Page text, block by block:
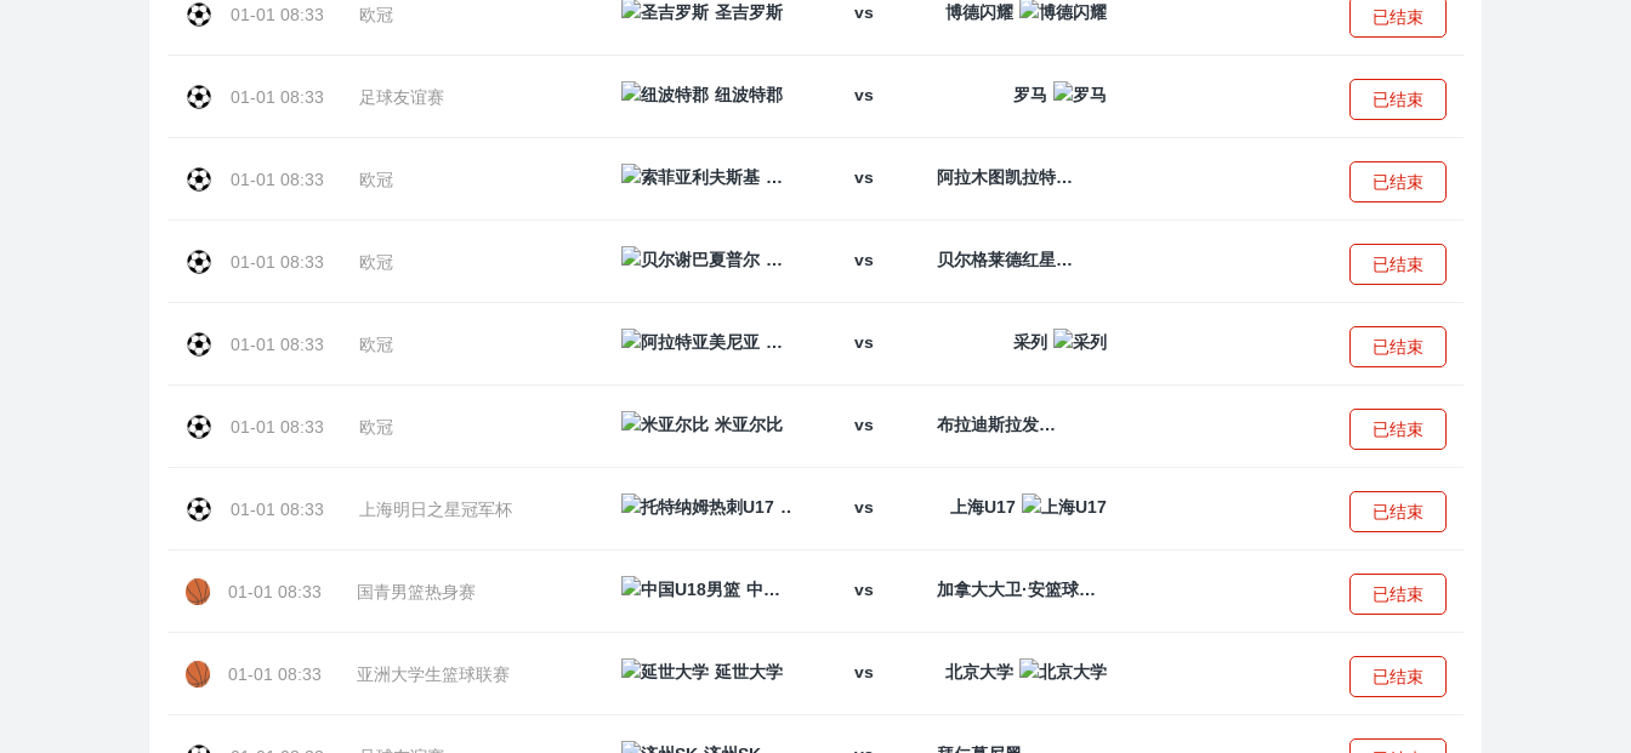
01-01 08:33 欧冠 圣吉罗斯 vs 博德闪耀 已结束
01-01 08:33 足球友谊赛 纽波特郡 vs 罗马 已结束
01-01 08:33 欧冠 索菲亚利夫斯基
vs 阿拉木图凯拉特 已结束
01-01 08:33 欧冠 贝尔谢巴夏普尔
vs 贝尔格莱德红星 已结束
01-01 08:33 欧冠 阿拉特亚美尼亚
vs 采列 已结束
01-01 08:33 欧冠 米亚尔比 vs 布拉迪斯拉发 已结束
01-01 08:33 上海明日之星冠军杯 托特纳姆热刺U17
vs 上海U17 已结束
01-01 08:33 国青男篮热身赛 中国U18男篮 vs 加拿大大卫·安篮球学院 已结束
01-01 08:33 亚洲大学生篮球联赛 延世大学 vs 北京大学 已结束